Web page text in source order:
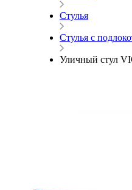
Стулья
Стулья с
Уличный стул